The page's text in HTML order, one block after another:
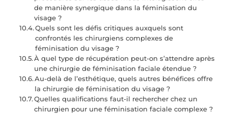
de manière synergique dans la féminisation du
visage ?
Quels sont les défis critiques auxquels sont
confrontés les chirurgiens complexes de
féminisation du visage ?
À quel type de récupération peut-on s’attendre après
une chirurgie de féminisation faciale étendue ?
Au-delà de l’esthétique, quels autres bénéfices offre
la chirurgie de féminisation du visage ?
Quelles qualifications faut-il rechercher chez un
chirurgien pour une féminisation faciale complexe ?